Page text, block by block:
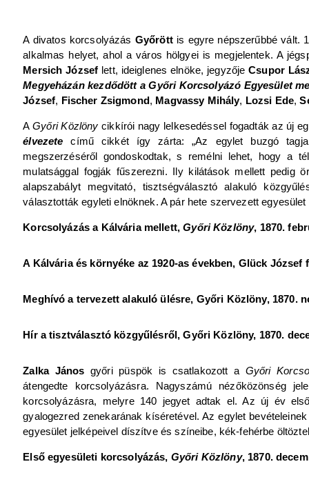
A divatos korcsolyázás Győröttis egyre népszerűbbé vált.
alkalmas helyet, ahol a város hölgyei is megjelentek. A
Mersich József lett, ideiglenes elnöke, jegyzőjeCsupor
Megyeházán kezdődött a Győri Korcsolyázó Egyesület
József, Fischer Zsigmond, Magvassy Mihály, Lozsi Ede,
AGyőri Közlöny cikkírói nagy lelkesedéssel fogadták az új
élvezete című cikkét így zárta: „Az egylet buzgó
megszerzéséről gondoskodtak, s remélni lehet, hogy a
mulatsággal fogják fűszerezni. Ily kilátások mellett pedig
alapszabályt megvitató, tisztségválasztó alakuló
választották egyleti elnöknek. A pár hete szervezett
Korcsolyázás a Kálvária mellett,Győri Közlöny, 1870.
A Kálvária és környéke az 1920-as években, Glück József
Meghívó a tervezett alakuló ülésre, Győri Közlöny, 1870.
Hír a tisztválasztó közgyűlésről, Győri Közlöny, 1870.
Zalka János győri püspök is csatlakozott a Győri
átengedte korcsolyázásra. Nagyszámú nézőközönség
korcsolyázásra, melyre 140 jegyet adtak el. Az új év
gyalogezred zenekarának kíséretével. Az egylet
egyesület jelképeivel díszítve és színeibe, kék-fehérbe
Első egyesületi korcsolyázás, Győri Közlöny, 1870.